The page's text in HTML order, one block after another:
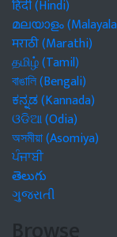
हिंदी (Hindi)
മലയാളം
मराठी (Marathi)
தமிழ் (Tamil)
বাঙালি (Bengali)
ಕನ್ನಡ (Kannada)
ଓଡିଆ (Odia)
অসমীয়া (Asomiya)
ਪੰਜਾਬੀ
తెలుగు
ગુજરાતી